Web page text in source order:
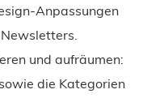
Anpassungen
und aufräumen:
die Kategorien